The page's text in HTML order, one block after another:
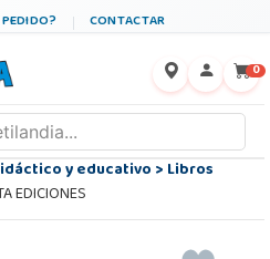
CONTACTAR
0
y educativo>Libros
EDICIONES